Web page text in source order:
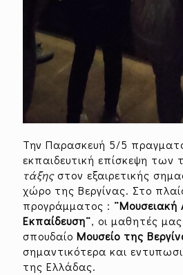
Την Παρασκευή 5/5
εκπαιδευτική επίσκεψη
τάξηςστον εξαιρετικής
χώρο της Βεργίνας. Στο
προγράμματος : ¨Μουσειακή
Εκπαίδευση¨, οι μαθητές
σπουδαίο Μουσείο της
σημαντικότερα και
της Ελλάδας.